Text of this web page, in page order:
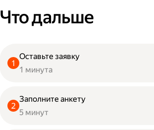
Что дальше
Оставьте заявку
1 минута
Заполните анкету
5 минут